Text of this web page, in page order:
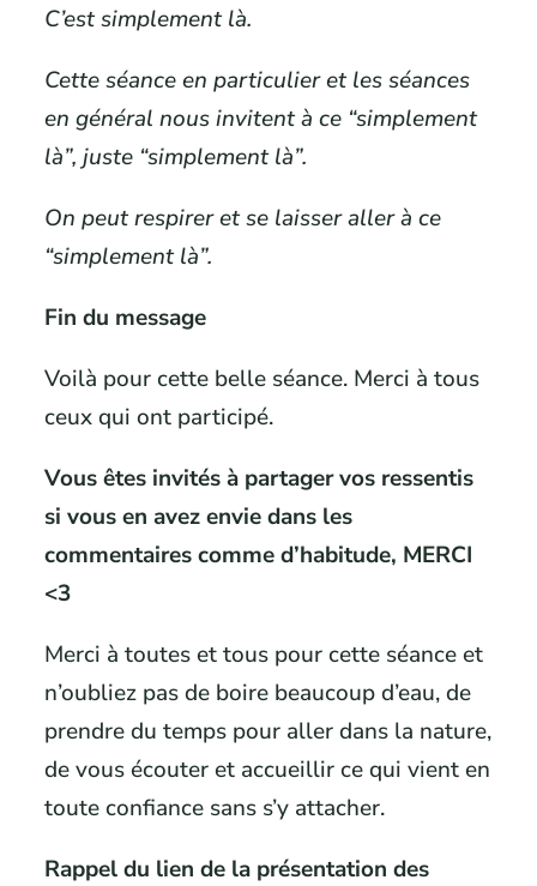
C’est simplement là.
Cette séance en particulier et les séances
en général nous invitent à ce “simplement
là”, juste “simplement là”.
On peut respirer et se laisser aller à ce
“simplement là”.
Fin du message
Voilà pour cette belle séance. Merci à tous
ceux qui ont participé.
Vous êtes invités à partager vos ressentis
si vous en avez envie dans les
commentaires comme d’habitude, MERCI
<3
Merci à toutes et tous pour cette séance et
n’oubliez pas de boire beaucoup d’eau, de
prendre du temps pour aller dans la nature,
de vous écouter et accueillir ce qui vient en
toute confiance sans s’y attacher.
Rappel du lien de la présentation des